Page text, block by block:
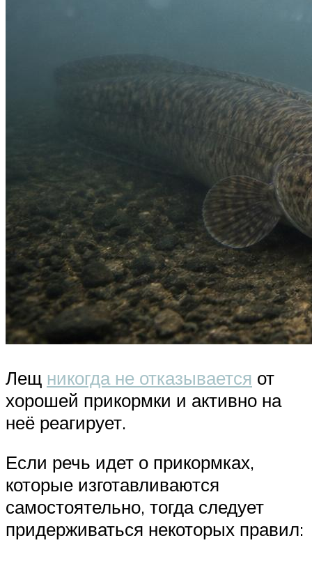
Лещ никогда не отказывается от
хорошей прикормки и активно на
неё реагирует.
Если речь идет о прикормках,
которые изготавливаются
самостоятельно, тогда следует
придерживаться некоторых правил: